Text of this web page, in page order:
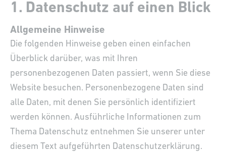
1. Datenschutz auf einen Blick
Allgemeine Hinweise
Die folgenden Hinweise geben einen einfachen
Überblick darüber, was mit Ihren
personenbezogenen Daten passiert, wenn Sie diese
Website besuchen. Personenbezogene Daten sind
alle Daten, mit denen Sie persönlich identifiziert
werden können. Ausführliche Informationen zum
Thema Datenschutz entnehmen Sie unserer unter
diesem Text aufgeführten Datenschutzerklärung.